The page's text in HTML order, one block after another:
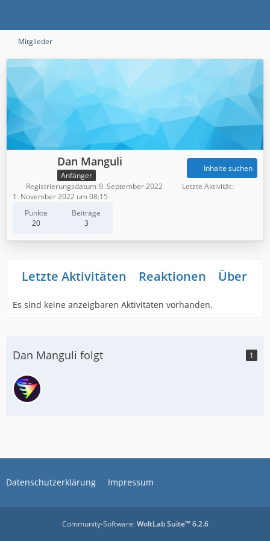
Mitglieder
Dan Manguli
Anfänger
Punkte
20
Beiträge
3
Inhalte suchen
Registrierungsdatum 9. September 2022
Letzte Aktivität
1. November 2022 um 08:15
Letzte Aktivitäten Reaktionen Über
Es sind keine anzeigbaren Aktivitäten vorhanden.
Dan Manguli folgt 1
Datenschutzerklärung Impressum
Community-Software:WoltLab Suite™ 6.2.6